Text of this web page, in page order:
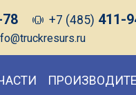
+7 (485) 411-